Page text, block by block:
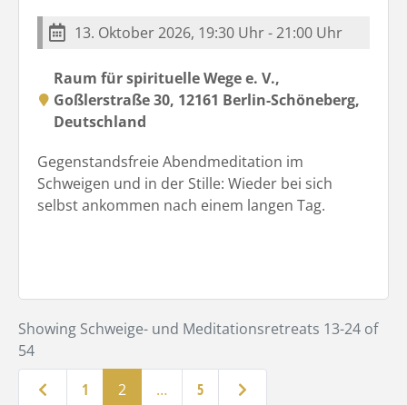
13. Oktober 2026, 19:30 Uhr - 21:00 Uhr
Raum für spirituelle Wege e. V.,
Goßlerstraße 30, 12161 Berlin-Schöneberg,
Deutschland
Gegenstandsfreie Abendmeditation im
Schweigen und in der Stille: Wieder bei sich
selbst ankommen nach einem langen Tag.
Showing Schweige- und Meditationsretreats 13-24 of
54
Neuere Beiträge
1 2 … 5 Ältere Beiträge